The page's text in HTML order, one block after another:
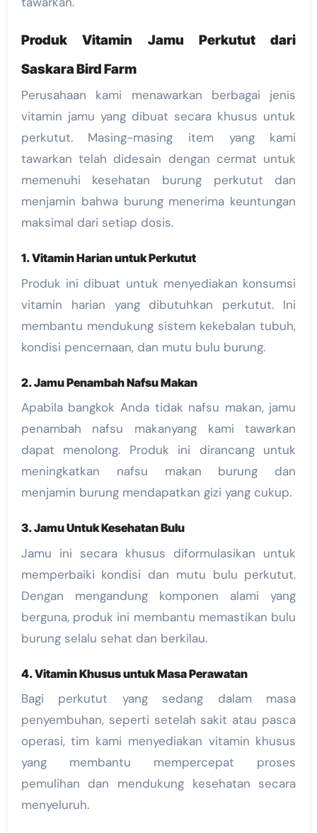
Produk Vitamin Jamu Perkutut dari
Saskara Bird Farm
Perusahaan kami menawarkan berbagai jenis
vitamin jamu yang dibuat secara khusus untuk
perkutut. Masing-masing item yang kami
tawarkan telah didesain dengan cermat untuk
memenuhi kesehatan burung perkutut dan
menjamin bahwa burung menerima keuntungan
maksimal dari setiap dosis.
1. Vitamin Harian untuk Perkutut
Produk ini dibuat untuk menyediakan konsumsi
vitamin harian yang dibutuhkan perkutut. Ini
membantu mendukung sistem kekebalan tubuh,
kondisi pencernaan, dan mutu bulu burung.
2. Jamu Penambah Nafsu Makan
Apabila bangkok Anda tidak nafsu makan, jamu
penambah nafsu makanyang kami tawarkan
dapat menolong. Produk ini dirancang untuk
meningkatkan nafsu makan burung dan
menjamin burung mendapatkan gizi yang cukup.
3. Jamu Untuk Kesehatan Bulu
Jamu ini secara khusus diformulasikan untuk
memperbaiki kondisi dan mutu bulu perkutut.
Dengan mengandung komponen alami yang
berguna, produk ini membantu memastikan bulu
burung selalu sehat dan berkilau.
4. Vitamin Khusus untuk Masa Perawatan
Bagi perkutut yang sedang dalam masa
penyembuhan, seperti setelah sakit atau pasca
operasi, tim kami menyediakan vitamin khusus
yang membantu mempercepat proses
pemulihan dan mendukung kesehatan secara
menyeluruh.